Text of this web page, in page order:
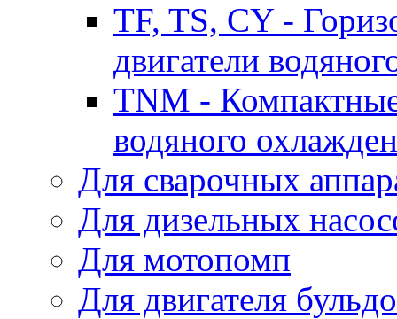
TF, TS, CY -
двигатели
TNM -
водяного
Для сварочных
Для дизельных
Для мотопомп
Для двигателя